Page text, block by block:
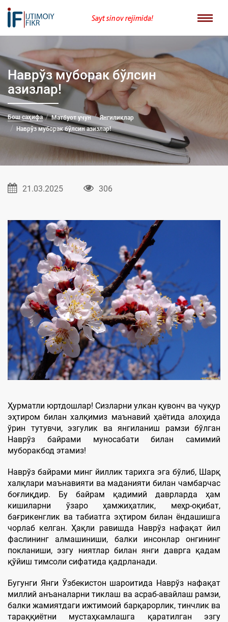
Sayt sinov rejimida!
Наврўз муборак бўлсин
азизлар!
Бош саҳифа Матбуот учун
Янгиликлар
Наврўз муборак бўлсин азизлар!
21.03.2025 306
Ҳурматли юртдошлар! Сизларни улкан қувонч ва чуқур
эҳтиром билан халқимиз маънавий ҳаётида алоҳида
ўрин тутувчи, эзгулик ва янгиланиш рамзи бўлган
Наврўз байрами муносабати билан самимий
муборакбод этамиз!
Наврўз байрами минг йиллик тарихга эга бўлиб, Шарқ
халқлари маънавияти ва маданияти билан чамбарчас
боғлиқдир. Бу байрам қадимий даврларда ҳам
кишиларни ўзаро ҳамжиҳатлик, меҳр-оқибат,
бағрикенглик ва табиатга эҳтиром билан ёндашишга
чорлаб келган. Ҳақли равишда Наврўз нафақат йил
фаслининг алмашиниши, балки инсонлар онгининг
покланиши, эзгу ниятлар билан янги даврга қадам
қўйиш тимсоли сифатида қадрланади.
Бугунги Янги Ўзбекистон шароитида Наврўз нафақат
миллий анъаналарни тиклаш ва асраб-авайлаш рамзи,
балки жамиятдаги ижтимоий барқарорлик, тинчлик ва
тараққиётни мустаҳкамлашга қаратилган эзгу